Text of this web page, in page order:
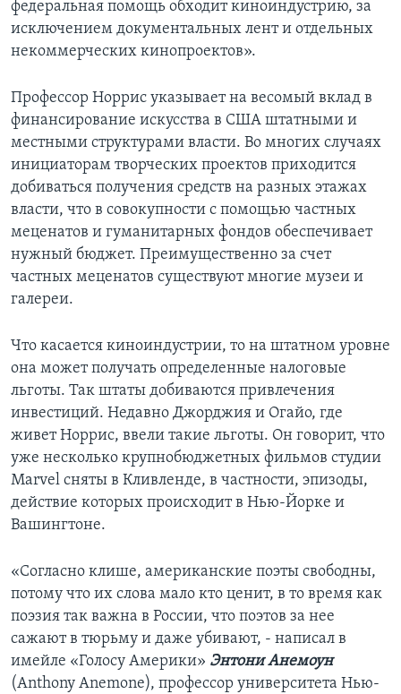
федеральная помощь обходит киноиндустрию, за
исключением документальных лент и отдельных
некоммерческих кинопроектов».
Профессор Норрис указывает на весомый вклад в
финансирование искусства в США штатными и
местными структурами власти. Во многих случаях
инициаторам творческих проектов приходится
добиваться получения средств на разных этажах
власти, что в совокупности с помощью частных
меценатов и гуманитарных фондов обеспечивает
нужный бюджет. Преимущественно за счет
частных меценатов существуют многие музеи и
галереи.
Что касается киноиндустрии, то на штатном уровне
она может получать определенные налоговые
льготы. Так штаты добиваются привлечения
инвестиций. Недавно Джорджия и Огайо, где
живет Норрис, ввели такие льготы. Он говорит, что
уже несколько крупнобюджетных фильмов студии
Marvel сняты в Кливленде, в частности, эпизоды,
действие которых происходит в Нью-Йорке и
Вашингтоне.
«Согласно клише, американские поэты свободны,
потому что их слова мало кто ценит, в то время как
поэзия так важна в России, что поэтов за нее
сажают в тюрьму и даже убивают, - написал в
имейле «Голосу Америки» Энтони Анемоун
(Anthony Anemone), профессор университета Нью-